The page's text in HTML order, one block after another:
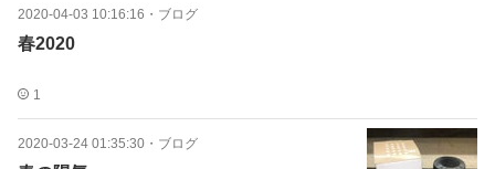
2020-04-03 10:16:16 ・ ブログ
春2020
1
2020-03-24 01:35:30 ・ ブログ